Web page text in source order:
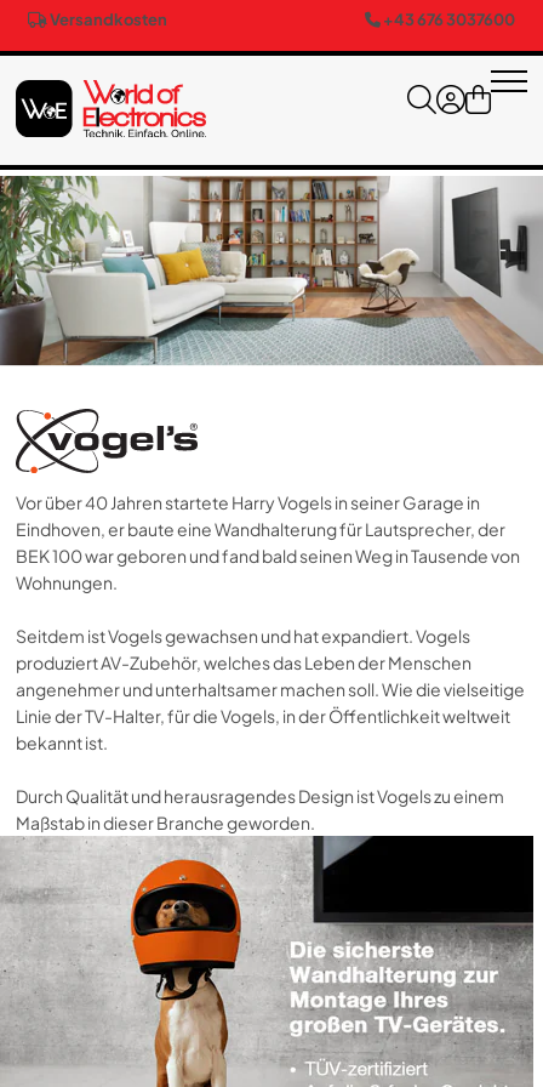
Versandkosten +43 676 3037600
Vor über 40 Jahren startete Harry Vogels in seiner Garage in
Eindhoven, er baute eine Wandhalterung für Lautsprecher, der
BEK 100 war geboren und fand bald seinen Weg in Tausende von
Wohnungen.
Seitdem ist Vogels gewachsen und hat expandiert. Vogels
produziert AV-Zubehör, welches das Leben der Menschen
angenehmer und unterhaltsamer machen soll. Wie die vielseitige
Linie der TV-Halter, für die Vogels, in der Öffentlichkeit weltweit
bekannt ist.
Durch Qualität und herausragendes Design ist Vogels zu einem
Maßstab in dieser Branche geworden.